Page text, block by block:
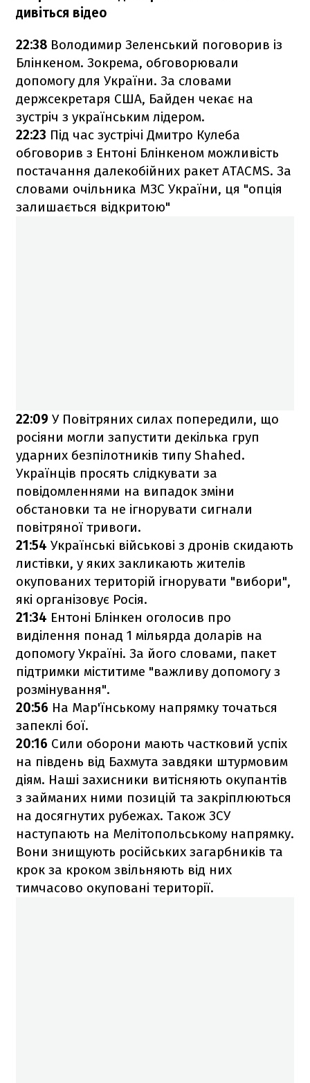
дивіться відео
22:38 Володимир Зеленський поговорив із
Блінкеном. Зокрема, обговорювали
допомогу для України. За словами
держсекретаря США, Байден чекає на
зустріч з українським лідером.
22:23 Під час зустрічі Дмитро Кулеба
обговорив з Ентоні Блінкеном можливість
постачання далекобійних ракет ATACMS. За
словами очільника МЗС України, ця "опція
залишається відкритою"
22:09 У Повітряних силах попередили, що
росіяни могли запустити декілька груп
ударних безпілотників типу Shahed.
Українців просять слідкувати за
повідомленнями на випадок зміни
обстановки та не ігнорувати сигнали
повітряної тривоги.
21:54 Українські військові з дронів скидають
листівки, у яких закликають жителів
окупованих територій ігнорувати "вибори",
які організовує Росія.
21:34 Ентоні Блінкен оголосив про
виділення понад 1 мільярда доларів на
допомогу Україні. За його словами, пакет
підтримки міститиме "важливу допомогу з
розмінування".
20:56 На Мар'їнському напрямку точаться
запеклі бої.
20:16 Сили оборони мають частковий успіх
на південь від Бахмута завдяки штурмовим
діям. Наші захисники витісняють окупантів
з займаних ними позицій та закріплюються
на досягнутих рубежах. Також ЗСУ
наступають на Мелітопольському напрямку.
Вони знищують російських загарбників та
крок за кроком звільняють від них
тимчасово окуповані території.